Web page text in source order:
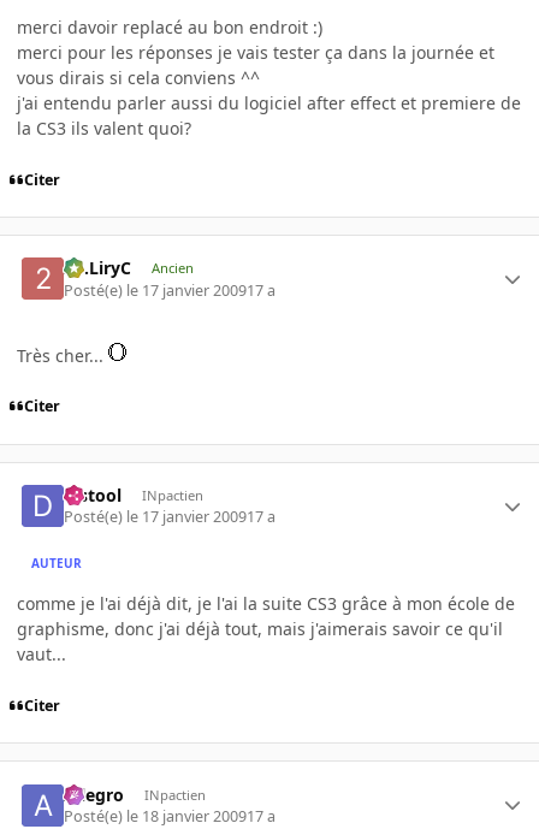
merci davoir replacé au bon endroit :)
merci pour les réponses je vais tester ça dans la journée et
vous dirais si cela conviens ^^
j'ai entendu parler aussi du logiciel after effect et premiere de
la CS3 ils valent quoi?
Citer
2C.LiryC Ancien
Posté(e) le 17 janvier 200917 a
Très cher...
Citer
djstool INpactien
Posté(e) le 17 janvier 200917 a
AUTEUR
comme je l'ai déjà dit, je l'ai la suite CS3 grâce à mon école de
graphisme, donc j'ai déjà tout, mais j'aimerais savoir ce qu'il
vaut...
Citer
Allegro INpactien
Posté(e) le 18 janvier 200917 a